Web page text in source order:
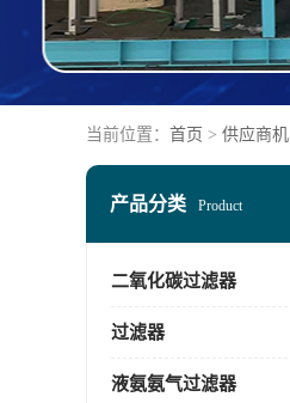
当前位置： 首页 > 供应商机
产品分类 Product
二氧化碳过滤器
过滤器
液氨氨气过滤器